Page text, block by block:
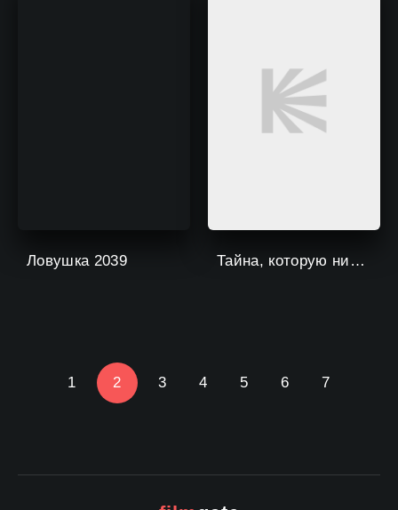
Ловушка 2039 Тайна, которую никто не хранит
1 2 3 4 5 6 7